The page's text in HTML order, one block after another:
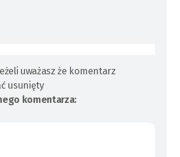
uważasz że komentarz
usunięty
komentarza: